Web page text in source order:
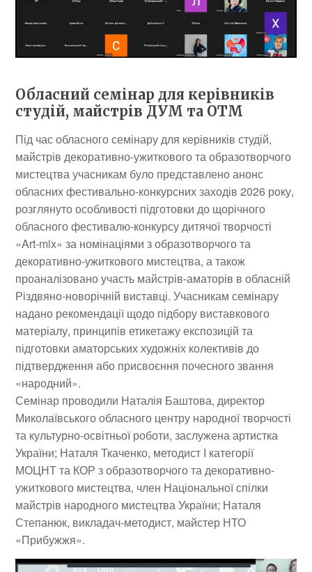
Обласний семінар для керівників
студій, майстрів ДУМ та ОТМ
Під час обласного семінару для керівників студій,
майстрів декоративно-ужиткового та образотворчого
мистецтва учасникам було представлено анонс
обласних фестивально-конкурсних заходів 2026 року,
розглянуто особливості підготовки до щорічного
обласного фестивалю-конкурсу дитячої творчості
«Art-mix» за номінаціями з образотворчого та
декоративно-ужиткового мистецтва, а також
проаналізовано участь майстрів-аматорів в обласній
Різдвяно-новорічній виставці. Учасникам семінару
надано рекомендації щодо підбору виставкового
матеріалу, принципів етикетажу експозицій та
підготовки аматорських художніх колективів до
підтвердження або присвоєння почесного звання
«народний».
Семінар проводили Наталія Баштова, директор
Миколаївського обласного центру народної творчості
та культурно-освітньої роботи, заслужена артистка
України; Наталя Ткаченко, методист І категорії
МОЦНТ та КОР з образотворчого та декоративно-
ужиткового мистецтва, член Національної спілки
майстрів народного мистецтва України; Наталя
Степанюк, викладач-методист, майстер НТО
«Прибужжя».